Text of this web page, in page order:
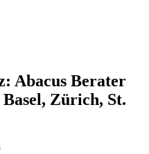
Abacus Berater
Zürich, St.